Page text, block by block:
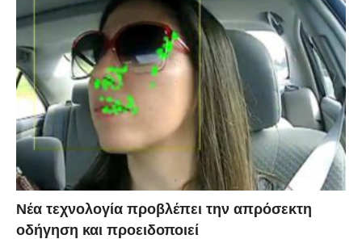
Νέα τεχνολογία προβλέπει την απρόσεκτη
οδήγηση και προειδοποιεί